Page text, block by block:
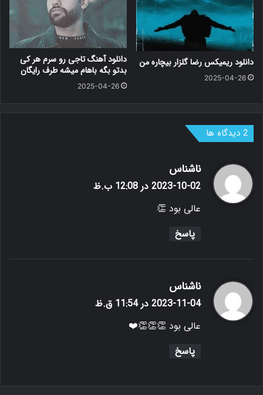
دانلود ریمیکس رضا گلزار بیچاره من
2025-04-26
دانلود آهنگ تاجی رو سرم هر کی
بدتو بگه باهام میشه طرف رایگان
2025-04-26
‫2 دیدگاه ها
ناشناس
ف
ت
2023-10-02 در 12:08 ب.ظ
عالی بود 👏
پاسخ
ناشناس
ف
ت
2023-11-04 در 11:54 ق.ظ
عالی بود 👏👏👏❤️
پاسخ